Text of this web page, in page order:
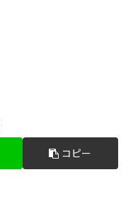
コピー